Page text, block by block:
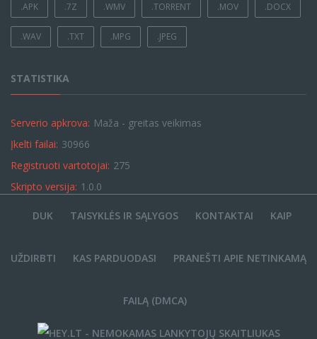
.APK .7Z .WMV .TORRENT .MOV .DOCX
.WAV .TXT .MPG .JPEG
STATISTIKA
Serverio apkrova: Maža - greitas veikimas
Įkelti failai: 30966
Registruoti vartotojai: 275
Skripto versija: 1.0.0
DUK TAISYKLĖS IR SĄLYGOS KONTAKTAI KAIP
UŽDIRBTI KAS PARDUODASI PRANEŠTI APIE NETINKAMĄ
FAILĄ (DMCA)